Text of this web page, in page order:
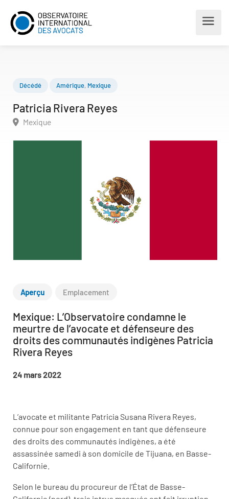
Patricia Rivera Reyes
Aperçu Emplacement
Mexique: L’Observatoire condamne le
meurtre de l’avocate et défenseure des
droits des communautés indigènes Patricia
Rivera Reyes
24 mars 2022
L’avocate et militante Patricia Susana Rivera Reyes,
connue pour son engagement en tant que défenseure
des droits des communautés indigènes, a été
assassinée samedi à son domicile de Tijuana, en Basse-
Californie.
Selon le bureau du procureur de l’État de Basse-